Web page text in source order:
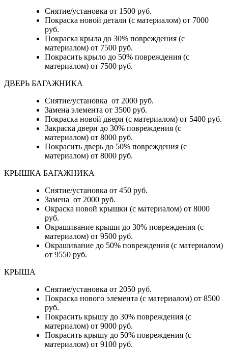
Снятие/установка от 1500 руб.
Покраска новой детали (с материалом) от 7000
руб.
Покраска крыла до 30% повреждения (с
материалом) от 7500 руб.
Покрасить крыло до 50% повреждения (с
материалом) от 7500 руб.
ДВЕРЬ БАГАЖНИКА
Снятие/установка от 2000 руб.
Замена элемента от 3500 руб.
Покраска новой двери (с материалом) от 5400 руб.
Закраска двери до 30% повреждения (с
материалом) от 8000 руб.
Покрасить дверь до 50% повреждения (с
материалом) от 8000 руб.
КРЫШКА БАГАЖНИКА
Снятие/установка от 450 руб.
Замена от 2000 руб.
Окраска новой крышки (с материалом) от 8000
руб.
Окрашивание крыши до 30% повреждения (с
материалом) от 9500 руб.
Окрашивание до 50% повреждения (с материалом)
от 9550 руб.
КРЫША
Снятие/установка от 2050 руб.
Покраска нового элемента (с материалом) от 8500
руб.
Покрасить крышу до 30% повреждения (с
материалом) от 9000 руб.
Покрасить крышу до 50% повреждения (с
материалом) от 9100 руб.